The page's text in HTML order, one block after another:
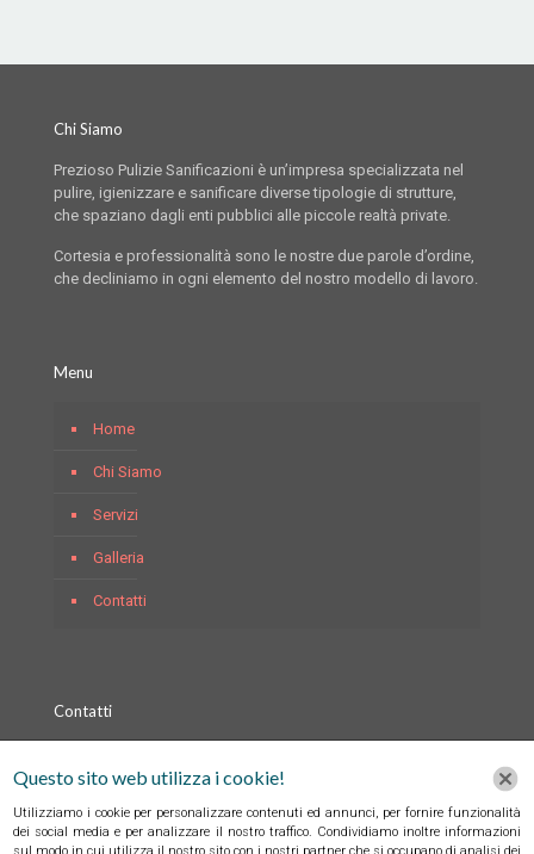
Chi Siamo
Prezioso Pulizie Sanificazioni è un’impresa specializzata nel
pulire, igienizzare e sanificare diverse tipologie di strutture,
che spaziano dagli enti pubblici alle piccole realtà private.
Cortesia e professionalità sono le nostre due parole d’ordine,
che decliniamo in ogni elemento del nostro modello di lavoro.
Menu
Home
Chi Siamo
Servizi
Galleria
Contatti
Contatti
E-mail: paolo_prezioso@libero.it
Questo sito web utilizza i cookie!
Utilizziamo i cookie per personalizzare contenuti ed annunci, per fornire funzionalità
dei social media e per analizzare il nostro traffico. Condividiamo inoltre informazioni